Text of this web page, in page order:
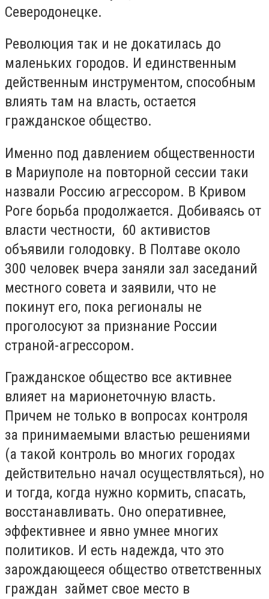
Северодонецке.
Революция так и не докатилась до
маленьких городов. И единственным
действенным инструментом, способным
влиять там на власть, остается
гражданское общество.
Именно под давлением общественности
в Мариуполе на повторной сессии таки
назвали Россию агрессором. В Кривом
Роге борьба продолжается. Добиваясь от
власти честности, 60 активистов
объявили голодовку. В Полтаве около
300 человек вчера заняли зал заседаний
местного совета и заявили, что не
покинут его, пока регионалы не
проголосуют за признание России
страной-агрессором.
Гражданское общество все активнее
влияет на марионеточную власть.
Причем не только в вопросах контроля
за принимаемыми властью решениями
(а такой контроль во многих городах
действительно начал осуществляться), но
и тогда, когда нужно кормить, спасать,
восстанавливать. Оно оперативнее,
эффективнее и явно умнее многих
политиков. И есть надежда, что это
зарождающееся общество ответственных
граждан займет свое место в